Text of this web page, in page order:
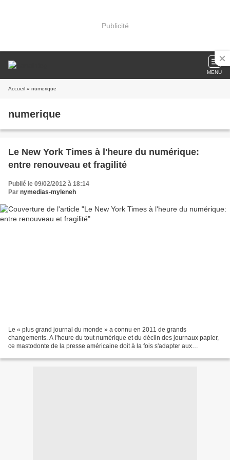
Publicité
MENU
Accueil » numerique
numerique
Le New York Times à l'heure du numérique:
entre renouveau et fragilité
Publié le 09/02/2012 à 18:14
Par nymedias-myleneh
Le « plus grand journal du monde » a connu en 2011 de grands
changements. A l'heure du tout numérique et du déclin des journaux papier,
ce mastodonte de la presse américaine doit à la fois s'adapter aux